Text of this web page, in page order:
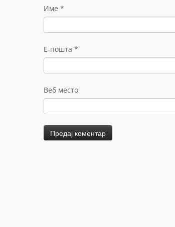
Име *
Е-пошта *
Веб место